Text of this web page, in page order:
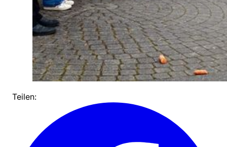
Teilen: